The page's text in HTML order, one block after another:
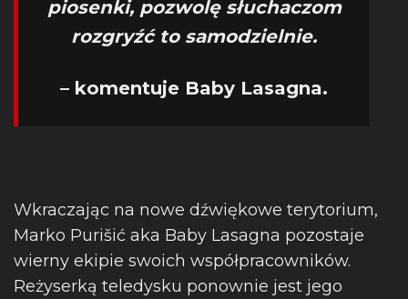
piosenki, pozwolę słuchaczom
rozgryźć to samodzielnie.
– komentuje Baby Lasagna.
Wkraczając na nowe dźwiękowe terytorium,
Marko Purišić aka Baby Lasagna pozostaje
wierny ekipie swoich współpracowników.
Reżyserką teledysku ponownie jest jego